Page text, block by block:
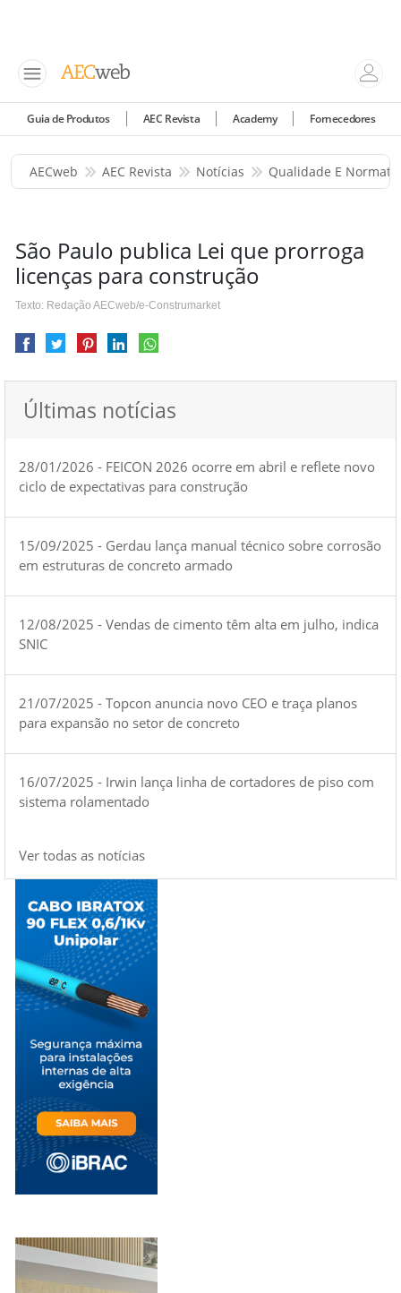
Guia de Produtos AEC Revista Academy Fornecedores
AECweb AEC Revista Notícias Qualidade E
São Paulo publica Lei que prorroga
licenças para construção
Texto: Redação AECweb/e-Construmarket
Últimas notícias
28/01/2026 - FEICON 2026 ocorre em abril e reflete novo
ciclo de expectativas para construção
15/09/2025 - Gerdau lança manual técnico sobre corrosão
em estruturas de concreto armado
12/08/2025 - Vendas de cimento têm alta em julho, indica
SNIC
21/07/2025 - Topcon anuncia novo CEO e traça planos
para expansão no setor de concreto
16/07/2025 - Irwin lança linha de cortadores de piso com
sistema rolamentado
Ver todas as notícias